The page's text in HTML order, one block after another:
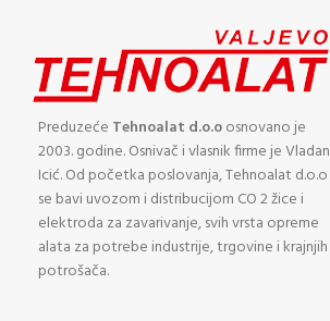
Preduzeće Tehnoalat d.o.oosnovano je
2003. godine. Osnivač i vlasnik firme je Vladan
Icić. Od početka poslovanja, Tehnoalat d.o.o
se bavi uvozom i distribucijom CO 2 žice i
elektroda za zavarivanje, svih vrsta opreme
alata za potrebe industrije, trgovine i krajnjih
potrošača.